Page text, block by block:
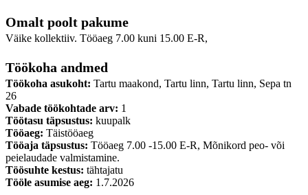
Omalt poolt pakume
Väike kollektiiv. Tööaeg 7.00 kuni 15.00 E-R,
Töökoha andmed
Töökoha asukoht: Tartu maakond, Tartu linn, Tartu linn, Sepa tn
26
Vabade töökohtade arv: 1
Töötasu täpsustus: kuupalk
Tööaeg: Täistööaeg
Tööaja täpsustus: Tööaeg 7.00 -15.00 E-R, Mõnikord peo- või
peielaudade valmistamine.
Töösuhte kestus: tähtajatu
Tööle asumise aeg: 1.7.2026